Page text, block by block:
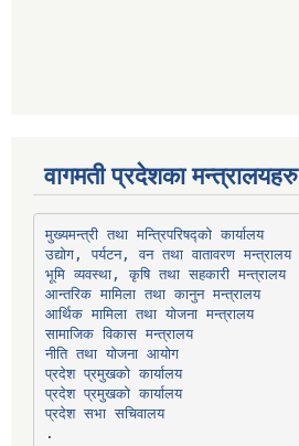
वागमती प्रदेशका मन्त्रालयहरु
मुख्यमन्त्री तथा मन्त्रिपरिषद्को कार्यालय
उद्योग, पर्यटन, वन तथा वातावरण मन्त्रालय
भूमि व्यवस्था, कृषि तथा सहकारी मन्त्रालय
आन्तरिक मामिला तथा कानुन मन्त्रालय
आर्थिक मामिला तथा योजना मन्त्रालय
सामाजिक विकास मन्त्रालय
नीति तथा योजना आयोग
प्रदेश प्रमुखको कार्यालय
प्रदेश प्रमुखको कार्यालय
प्रदेश सभा सचिवालय